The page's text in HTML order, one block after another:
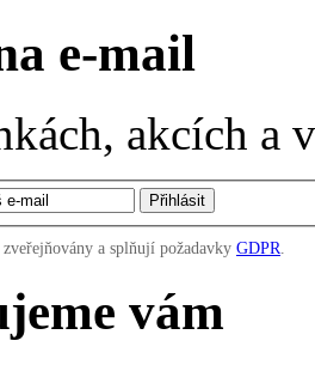
e-mail
akcích
a splňují požadavky GDPR.
vám